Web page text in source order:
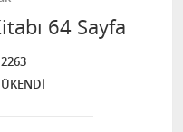
64 Sayfa
2263